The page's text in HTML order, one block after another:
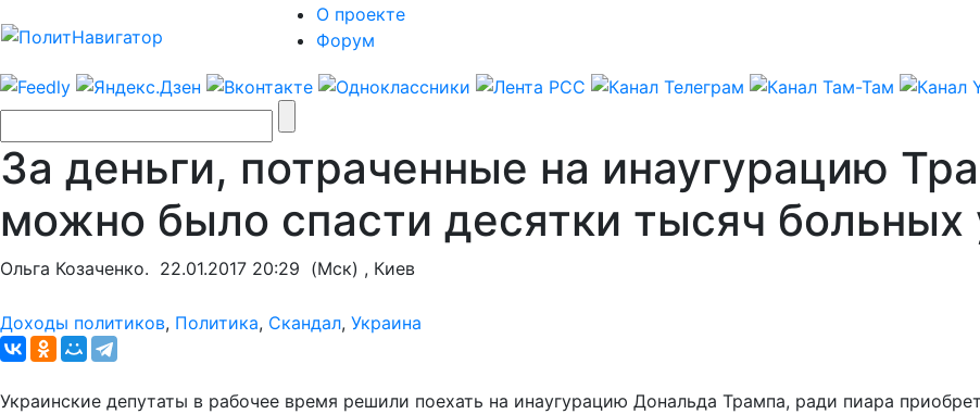
О проекте
Форум
За деньги, потраченные на инаугурацию
можно было спасти десятки тысяч больных
Ольга Козаченко. 22.01.2017 20:29 (Мск) , Киев
Доходы политиков, Политика, Скандал, Украина
Украинские депутаты в рабочее время решили поехать на инаугурацию Дональда Трампа, ради пиара